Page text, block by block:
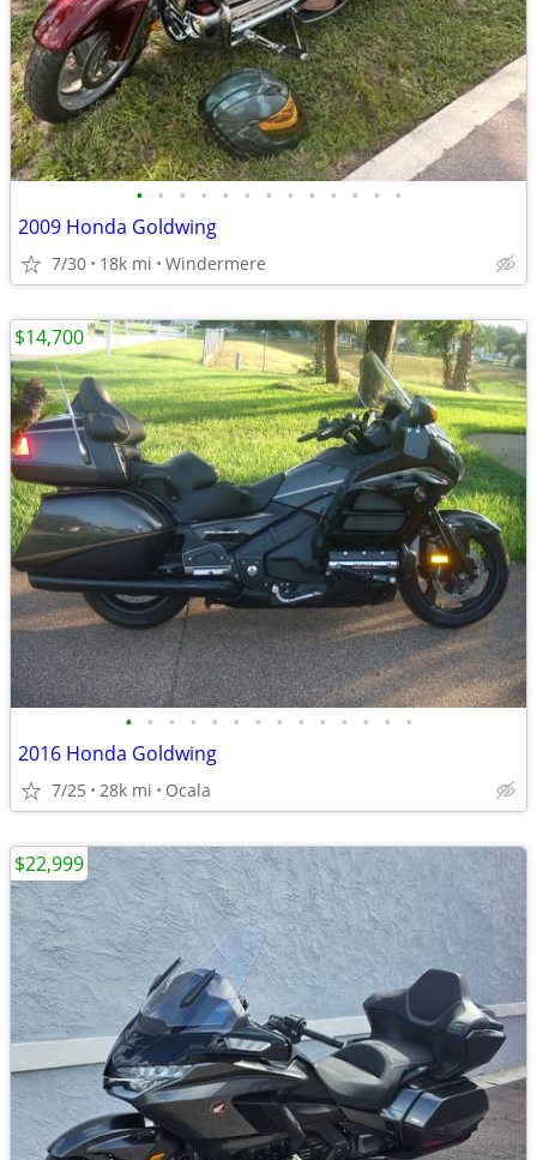
• • • • • • • • • • • • •
2009 Honda Goldwing
7/30 18k mi Windermere
• • • • • • • • • • • • • •
2016 Honda Goldwing
7/25 28k mi Ocala
$14,700
$22,999